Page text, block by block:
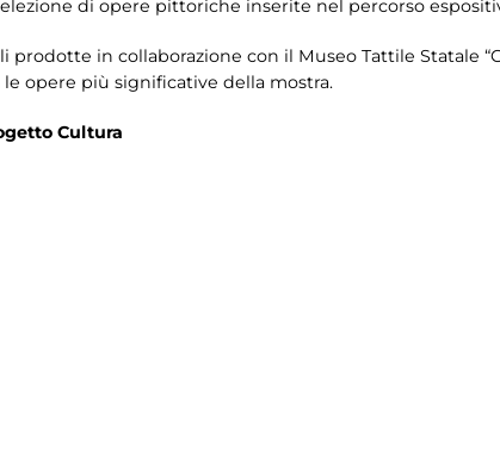
di opere pittoriche inserite nel percorso
in collaborazione con il Museo Tattile Statale
opere più significative della mostra.
Cultura